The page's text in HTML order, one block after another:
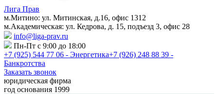
Лига Прав
м.Митино: ул. Митинская, д.16, офис 1312
м.Академическая: ул. Кедрова, д. 15, подъезд 3, офис 28
info@liga-prav.ru
Пн-Пт с 9:00 до 18:00
+7 (925) 544 77 06 - Энергетика+7 (926) 248 88 39 -
Банкротства
Заказать звонок
юридическая фирма
год основания 1999